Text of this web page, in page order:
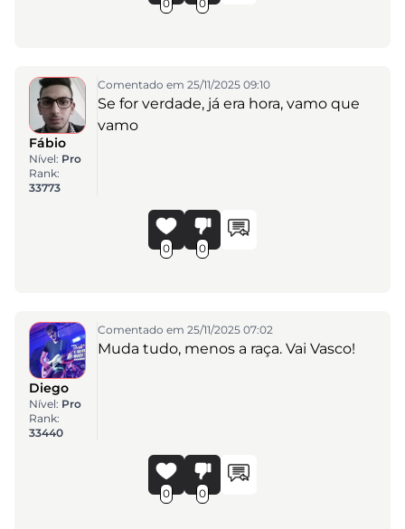
0 0
Fábio
Nível: Pro
Rank:
33773
Comentado em 25/11/2025 09:10
Se for verdade, já era hora, vamo que
vamo
0 0
Diego
Nível: Pro
Rank:
33440
Comentado em 25/11/2025 07:02
Muda tudo, menos a raça. Vai Vasco!
0 0